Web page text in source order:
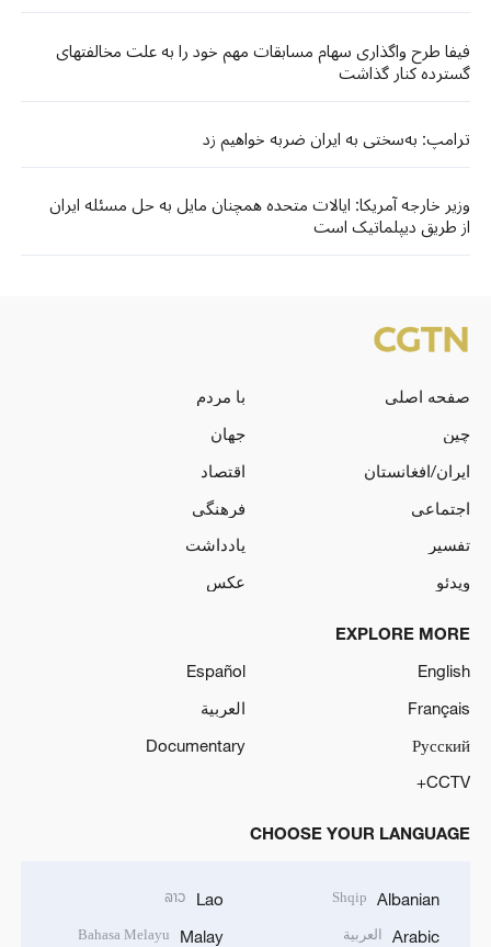
فیفا طرح واگذاری سهام مسابقات مهم خود را به علت مخالفتهای
گسترده کنار گذاشت
ترامپ: به‌سختی به ایران ضربه خواهیم زد
وزیر خارجه آمریکا: ایالات متحده همچنان مایل به حل مسئله ایران
از طریق دیپلماتیک است
صفحه اصلی
با مردم
چین
جهان
ایران/افغانستان
اقتصاد
اجتماعی
فرهنگی
تفسیر
یادداشت
ویدئو
عکس
EXPLORE MORE
English
Español
Français
العربية
Русский
Documentary
CCTV+
CHOOSE YOUR LANGUAGE
Albanian
Shqip
Arabic العربية
Lao
ລາວ
Malay
Bahasa Melayu